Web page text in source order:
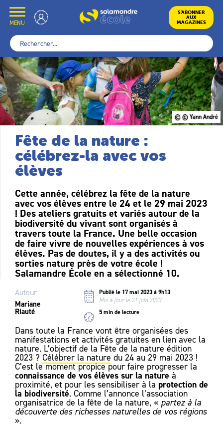
content
MENU
École S’ABONNER
AUX
MAGAZINES
Rechercher :
© © Yann André
Fête de la nature :
célébrez-la avec vos
élèves
Cette année, célébrez la fête de la nature
avec vos élèves entre le 24 et le 29 mai 2023
! Des ateliers gratuits et variés autour de la
biodiversité du vivant sont organisés à
travers toute la France. Une belle occasion
de faire vivre de nouvelles expériences à vos
élèves. Pas de doutes, il y a des activités ou
sorties nature près de votre école !
Salamandre École en a sélectionné 10.
Auteur
Mariane
Riauté
Publié le 17 mai 2023 à 9h13
Mis à jour le 21 juin 2023
5 min de lecture
Dans toute la France vont être organisées des
manifestations et activités gratuites en lien avec la
nature. L’objectif de la Fête de la nature édition
2023 ? Célébrer la nature du 24 au 29 mai 2023 !
C’est le moment propice pour faire progresser la
connaissance de vos élèves sur la nature à
proximité, et pour les sensibiliser à la protection de
la biodiversité. Comme l’annonce l’association
organisatrice de la fête de la nature, « partez à la
découverte des richesses naturelles de vos régions
».